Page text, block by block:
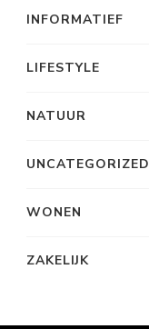
INFORMATIEF
LIFESTYLE
NATUUR
UNCATEGORIZED
WONEN
ZAKELIJK